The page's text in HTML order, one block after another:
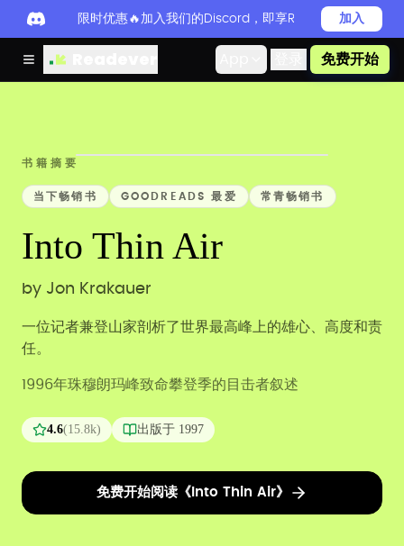
限时优惠🔥加入我们的Discord，即享Readever PRO五折
加入
免费开始
书籍摘要
当下畅销书 GOODREADS 最爱 常青畅销书
Into Thin Air
by Jon Krakauer
一位记者兼登山家剖析了世界最高峰上的雄心、高度和责
任。
1996年珠穆朗玛峰致命攀登季的目击者叙述
4.6(15.8k) 出版于 1997
免费开始阅读《Into Thin Air》